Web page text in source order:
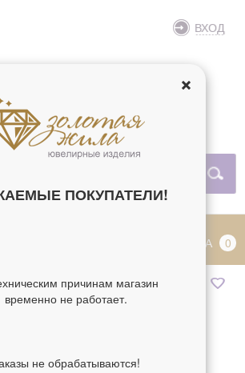
ВХОД
КОРЗИНА 0
ПОКУПАТЕЛИ!
причинам магазин
временно не работает.
не обрабатываются!